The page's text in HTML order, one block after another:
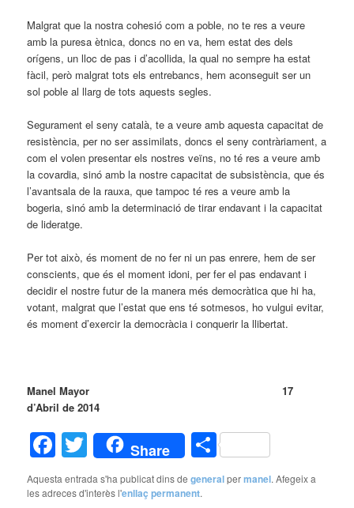
Malgrat que la nostra cohesió com a poble, no te res a veure
amb la puresa ètnica, doncs no en va, hem estat des dels
orígens, un lloc de pas i d’acollida, la qual no sempre ha estat
fàcil, però malgrat tots els entrebancs, hem aconseguit ser un
sol poble al llarg de tots aquests segles.
Segurament el seny català, te a veure amb aquesta capacitat de
resistència, per no ser assimilats, doncs el seny contràriament, a
com el volen presentar els nostres veïns, no té res a veure amb
la covardia, sinó amb la nostre capacitat de subsistència, que és
l’avantsala de la rauxa, que tampoc té res a veure amb la
bogeria, sinó amb la determinació de tirar endavant i la capacitat
de lideratge.
Per tot això, és moment de no fer ni un pas enrere, hem de ser
conscients, que és el moment idoni, per fer el pas endavant i
decidir el nostre futur de la manera més democràtica que hi ha,
votant, malgrat que l’estat que ens té sotmesos, ho vulgui evitar,
és moment d’exercir la democràcia i conquerir la llibertat.
Manel Mayor 17
d’Abril de 2014
Facebook
Twitter
Share Comparteix
Aquesta entrada s'ha publicat dins degeneralpermanel. Afegeix a
les adreces d'interès l'enllaç permanent.